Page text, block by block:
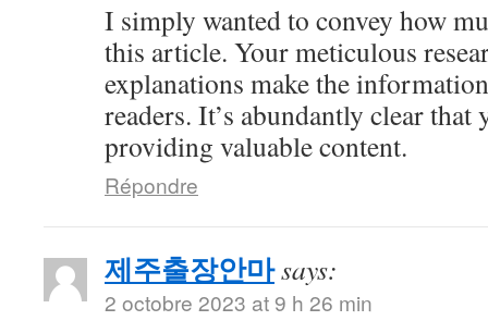
I simply wanted to convey how
this article. Your meticulous
explanations make the
readers. It’s abundantly clear that
providing valuable content.
Répondre
제주출장안마says:
2 octobre 2023 at 9 h 26 min